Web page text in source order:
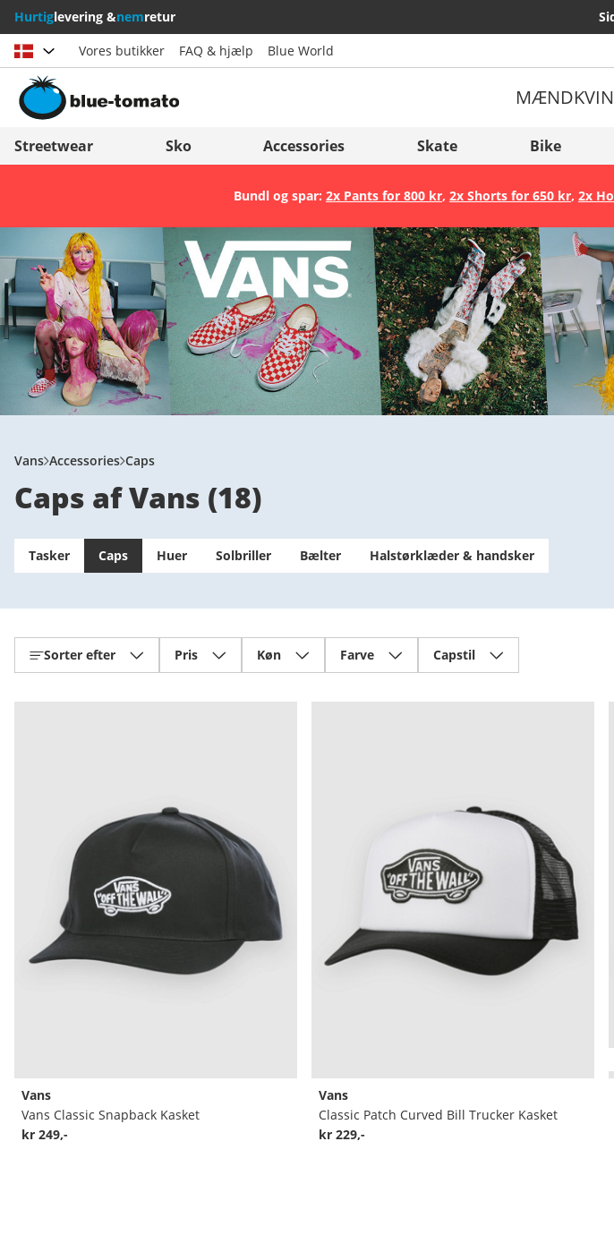
Hurtiglevering &nemretur
Vælg land
Österreich
Suisse (Français)
Svizzera (Italiano)
France
Italia (Italiano)
Italien (Deutsch)
España
Suomi
United Kingdom
Slovenija
België (Nederlands)
Belgique (Français)
Danmark
Norge
Vores butikker FAQ & hjælp Blue World
MÆND
Streetwear Sko Accessories Skate Bike
Bundl og spar: 2x Pants for 800 kr, 2x Shorts for 650 kr, 2x
Vans Accessories Caps
Caps af Vans (18)
Tasker Caps Huer Solbriller Bælter Halstørklæder & handsker
Sorter efter Pris Køn Farve Capstil
Vans
Vans Classic Snapback Kasket
kr 249,-
Vans
Classic Patch Curved Bill Trucker Kasket
kr 229,-